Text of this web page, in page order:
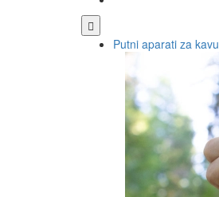
Putni aparati za kavu